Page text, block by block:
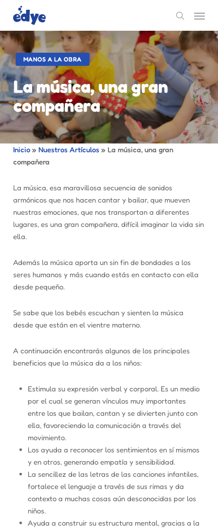
main
content
search
Menu
MANOS A LA OBRA
La música, una gran
compañera
Inicio» Nuestros Artículos» La música, una gran
compañera
La música, esa maravillosa secuencia de sonidos
armónicos que nos hacen cantar y bailar, que mueven
nuestras emociones, que nos transportan a diferentes
lugares, es una gran compañera, difícil imaginar la vida sin
ella.
Además la música aporta un sin fin de bondades a los
seres humanos y más cuando estás en contacto con ella
desde pequeño.
Se sabe que los bebés escuchan y sienten la música
desde que están en el vientre materno.
A continuación encontrarás algunos de los principales
beneficios que la música da a los niños:
Estimula su expresión verbal y corporal. Es un medio
por el cual se generan vínculos muy importantes
entre los que bailan, cantan y se divierten junto con
ella, favoreciendo la comunicación a través del
movimiento.
Los ayuda a reconocer los sentimientos en sí mismos
y en otros, generando empatía y sensibilidad.
La sencillez de las letras de las canciones infantiles,
fortalece el lenguaje a través de sus rimas y da
contexto a muchas cosas aún desconocidas por los
niños.
Ayuda a construir su estructura mental, gracias a la